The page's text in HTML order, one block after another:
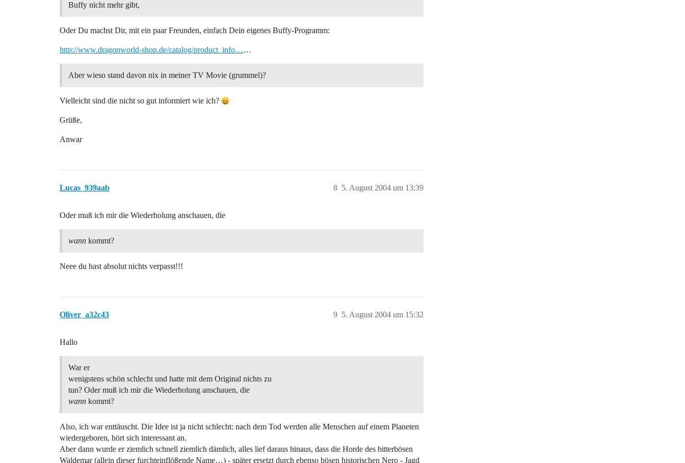
Buffy nicht mehr gibt,
Oder Du machst Dir, mit ein paar Freunden, einfach Dein eigenes Buffy-Programm:
http://www.dragonworld-shop.de/catalog/product_info……
Aber wieso stand davon nix in meiner TV Movie (grummel)?
Vielleicht sind die nicht so gut informiert wie ich?
Grüße,
Anwar
Lucas_939aab 5. August 2004 um 13:39
8
Oder muß ich mir die Wiederholung anschauen, die
wann kommt?
Neee du hast absolut nichts verpasst!!!
Oliver_a32c43 5. August 2004 um 15:32
9
Hallo
War er
wenigstens schön schlecht und hatte mit dem Original nichts zu
tun? Oder muß ich mir die Wiederholung anschauen, die
wann kommt?
Also, ich war enttäuscht. Die Idee ist ja nicht schlecht: nach dem Tod werden alle Menschen auf einem Planeten
wiedergeboren, hört sich interessant an.
Aber dann wurde er ziemlich schnell ziemlich dämlich, alles lief daraus hinaus, dass die Horde des bitterbösen
Waldemar (allein dieser furchteinflößende Name…) - später ersetzt durch ebenso bösen historischen Nero - Jagd